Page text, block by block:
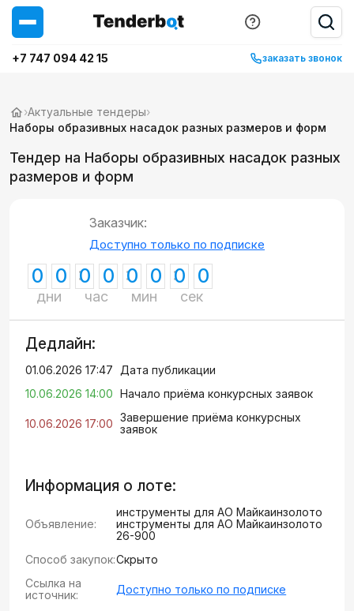
+7 747 094 42 15 заказать звонок
›Актуальные тендеры›
Наборы образивных насадок разных размеров и форм
Тендер на Наборы образивных насадок разных
размеров и форм
Заказчик:
Доступно только по подписке
0 0
дни
0 0
час
0 0
мин
0 0
сек
Дедлайн:
01.06.2026 17:47
Дата публикации
10.06.2026 14:00 Начало приёма конкурсных заявок
10.06.2026 17:00 Завершение приёма конкурсных
заявок
Информация о лоте:
Объявление:
инструменты для АО Майкаинзолото
инструменты для АО Майкаинзолото
26-900
Способ закупок:Скрыто
Ссылка на
источник:
Доступно только по подписке